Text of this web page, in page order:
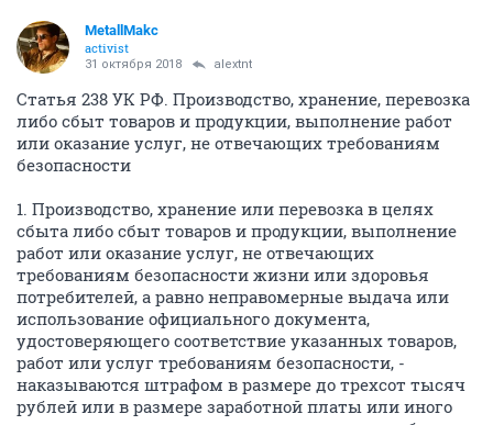
MetallMakc
activist
31 октября 2018 alextnt
Статья 238 УК РФ. Производство, хранение, перевозка
либо сбыт товаров и продукции, выполнение работ
или оказание услуг, не отвечающих требованиям
безопасности
1. Производство, хранение или перевозка в целях
сбыта либо сбыт товаров и продукции, выполнение
работ или оказание услуг, не отвечающих
требованиям безопасности жизни или здоровья
потребителей, а равно неправомерные выдача или
использование официального документа,
удостоверяющего соответствие указанных товаров,
работ или услуг требованиям безопасности, -
наказываются штрафом в размере до трехсот тысяч
рублей или в размере заработной платы или иного